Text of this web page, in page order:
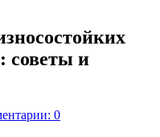
советы и
0